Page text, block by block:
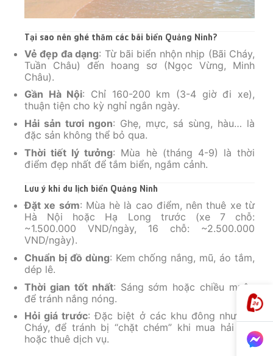
Tại sao nên ghé thăm các bãi biển Quảng Ninh?
Vẻ đẹp đa dạng: Từ bãi biển nhộn nhịp (Bãi Cháy,
Tuần Châu) đến hoang sơ (Ngọc Vừng, Minh
Châu).
Gần Hà Nội: Chỉ 160-200 km (3-4 giờ đi xe),
thuận tiện cho kỳ nghỉ ngắn ngày.
Hải sản tươi ngon: Ghẹ, mực, sá sùng, hàu… là
đặc sản không thể bỏ qua.
Thời tiết lý tưởng: Mùa hè (tháng 4-9) là thời
điểm đẹp nhất để tắm biển, ngắm cảnh.
Lưu ý khi du lịch biển Quảng Ninh
Đặt xe sớm: Mùa hè là cao điểm, nên thuê xe từ
Hà Nội hoặc Hạ Long trước (xe 7 chỗ:
~1.500.000 VND/ngày, 16 chỗ: ~2.500.000
VND/ngày).
Chuẩn bị đồ dùng: Kem chống nắng, mũ, áo tắm,
dép lê.
Thời gian tốt nhất: Sáng sớm hoặc chiều muộn
để tránh nắng nóng.
Hỏi giá trước: Đặc biệt ở các khu đông như Bãi
Cháy, để tránh bị “chặt chém” khi mua hải sản
hoặc thuê dịch vụ.